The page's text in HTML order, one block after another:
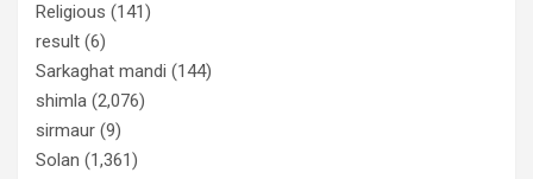
Religious (141)
result (6)
Sarkaghat mandi (144)
shimla (2,076)
sirmaur (9)
Solan (1,361)